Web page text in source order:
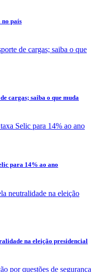
no país
cargas; saiba o que muda
para 14% ao ano
na eleição presidencial